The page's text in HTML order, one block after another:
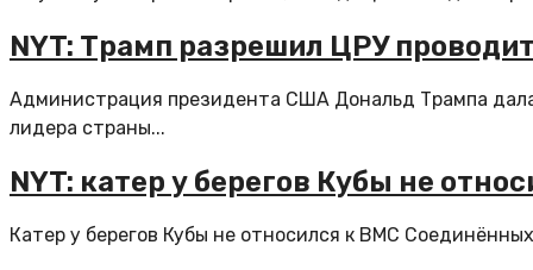
NYT: Трамп разрешил ЦРУ
Администрация президента США Дональд Трампа
лидера страны...
NYT: катер у берегов Кубы не
Катер у берегов Кубы не относился к ВМС